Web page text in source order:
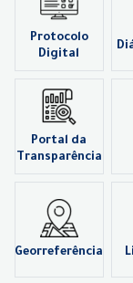
Protocolo
Digital
Portal da
Transparência
Georreferência